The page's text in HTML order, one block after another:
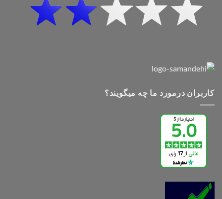
کاربران درمورد ما چه میگویند؟